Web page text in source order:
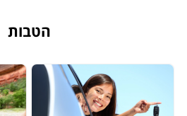
הטבות